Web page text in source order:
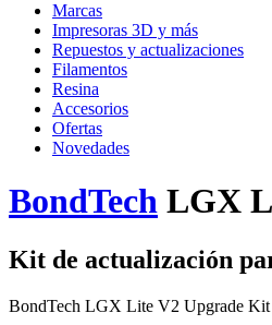
Marcas
Impresoras 3D y más
Repuestos y actualizaciones
Filamentos
Resina
Accesorios
Ofertas
Novedades
BondTech LGX
Kit de actualización
BondTech LGX Lite V2 Upgrade Kit